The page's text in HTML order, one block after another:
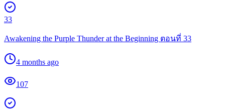
33
Awakening the Purple Thunder at the Beginning ตอนที่ 33
4 months ago
107